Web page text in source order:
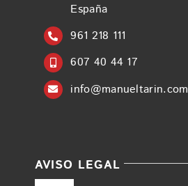
España
961 218 111
607 40 44 17
info@manueltarin.com
AVISO LEGAL